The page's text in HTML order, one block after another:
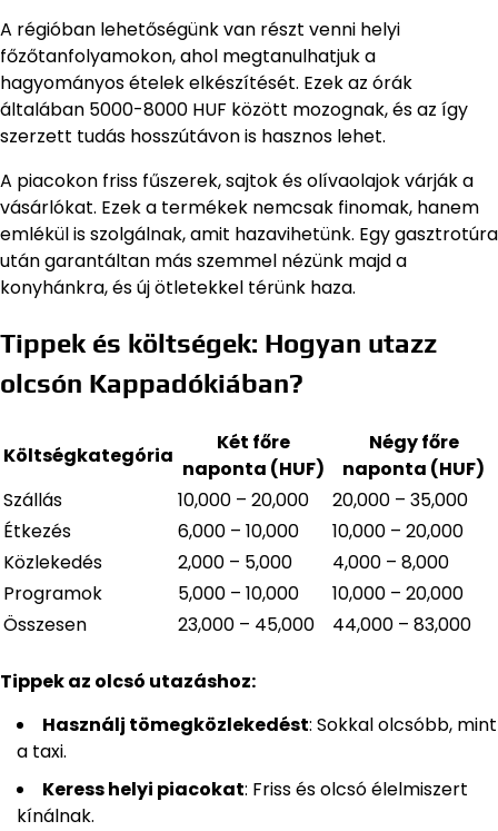
A régióban lehetőségünk van részt venni helyi
főzőtanfolyamokon, ahol megtanulhatjuk a
hagyományos ételek elkészítését. Ezek az órák
általában 5000-8000 HUF között mozognak, és az így
szerzett tudás hosszútávon is hasznos lehet.
A piacokon friss fűszerek, sajtok és olívaolajok várják a
vásárlókat. Ezek a termékek nemcsak finomak, hanem
emlékül is szolgálnak, amit hazavihetünk. Egy gasztrotúra
után garantáltan más szemmel nézünk majd a
konyhánkra, és új ötletekkel térünk haza.
Tippek és költségek: Hogyan utazz
olcsón Kappadókiában?
Költségkategória
Két főre
naponta (HUF)
Négy főre
naponta (HUF)
Szállás
10,000 – 20,000
20,000 – 35,000
Étkezés
6,000 – 10,000
10,000 – 20,000
Közlekedés
2,000 – 5,000
4,000 – 8,000
Programok
5,000 – 10,000
10,000 – 20,000
Összesen
23,000 – 45,000 44,000 – 83,000
Tippek az olcsó utazáshoz:
Használj tömegközlekedést: Sokkal olcsóbb, mint
a taxi.
Keress helyi piacokat: Friss és olcsó élelmiszert
kínálnak.